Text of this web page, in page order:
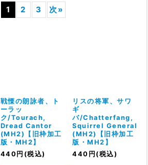
1 2 3 次 »
戦慄の朗詠者、ト
ーラッ
ク/Tourach,
Dread Cantor
(MH2)【旧枠加工
版・MH2】
440 円 (税込)
リスの将軍、サワ
ギ
バ/Chatterfang,
Squirrel General
(MH2)【旧枠加工
版・MH2】
440 円 (税込)